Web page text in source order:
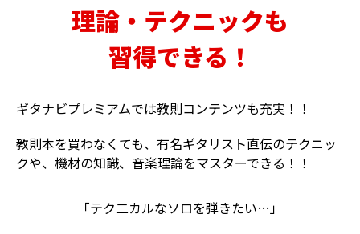
理論・テクニックも
習得できる！
ギタナビプレミアムでは教則コンテンツも充実！！
教則本を買わなくても、有名ギタリスト直伝のテクニッ
クや、機材の知識、音楽理論をマスターできる！！
「テク二カルなソロを弾きたい…」